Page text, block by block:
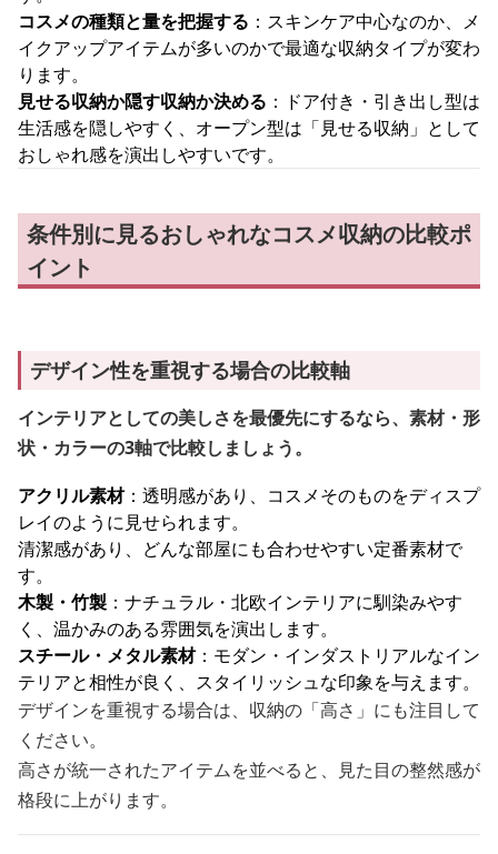
コスメの種類と量を把握する ：スキンケア中心なのか、メ
イクアップアイテムが多いのかで最適な収納タイプが変わ
ります。
見せる収納か隠す収納か決める ：ドア付き・引き出し型は
生活感を隠しやすく、オープン型は「見せる収納」として
おしゃれ感を演出しやすいです。
条件別に見るおしゃれなコスメ収納の比較ポ
イント
デザイン性を重視する場合の比較軸
インテリアとしての美しさを最優先にするなら、素材・形
状・カラーの3軸で比較しましょう。
アクリル素材：透明感があり、コスメそのものをディスプ
レイのように見せられます。
清潔感があり、どんな部屋にも合わせやすい定番素材で
す。
木製・竹製 ：ナチュラル・北欧インテリアに馴染みやす
く、温かみのある雰囲気を演出します。
スチール・メタル素材：モダン・インダストリアルなイン
テリアと相性が良く、スタイリッシュな印象を与えます。
デザインを重視する場合は、収納の「高さ」にも注目して
ください。
高さが統一されたアイテムを並べると、見た目の整然感が
格段に上がります。